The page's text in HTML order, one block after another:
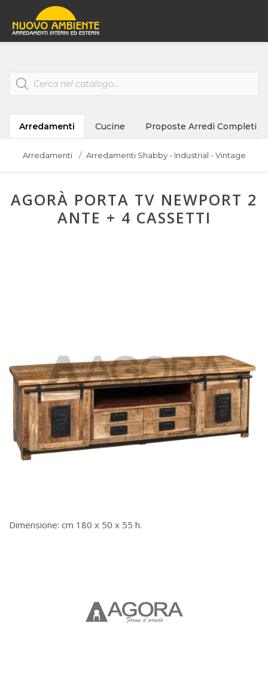
Products
search
Arredamenti Cucine Proposte Arredi Completi
Arredamenti Arredamenti Shabby - Industrial - Vintage
AGORÀ PORTA TV NEWPORT 2
ANTE + 4 CASSETTI
Dimensione: cm 180 x 50 x 55 h.